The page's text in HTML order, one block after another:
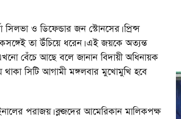
ও ডিফেন্ডার জন স্টোনসের। প্রিন্স
তা উঁচিয়ে ধরেন। এই জয়কে অত্যন্ত
বেঁচে আছে বলে জানান বিদায়ী অধিনায়ক
থাকা সিটি আগামী মঙ্গলবার মুখোমুখি হবে
পরাজয়। ব্লুজদের আমেরিকান মালিকপক্ষ